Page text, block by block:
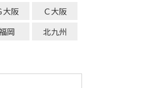
大阪
Ｃ大阪
岡
北九州